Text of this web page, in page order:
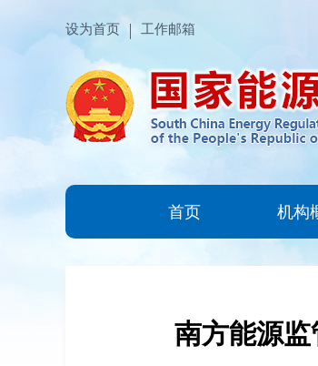
设为首页 工作邮箱
首页 机构
南方能源监